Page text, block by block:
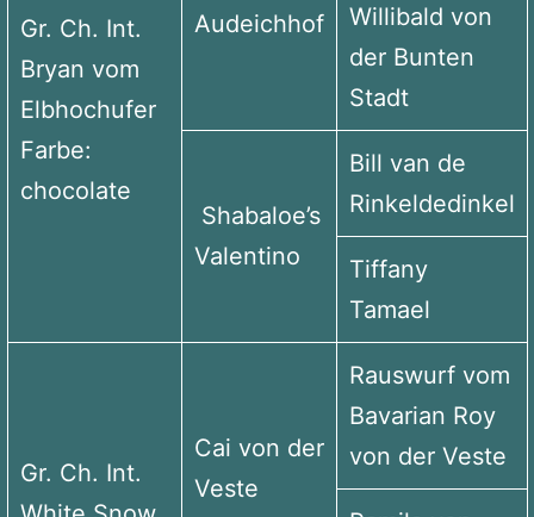
Gr. Ch. Int.
Bryan vom
Elbhochufer
Farbe:
chocolate
Audeichhof
Willibald von
der Bunten
Stadt
Shabaloe’s
Valentino
Bill van de
Rinkeldedinkel
Tiffany
Tamael
Gr. Ch. Int.
Cai von der
Veste
Rauswurf vom
Bavarian Roy
von der Veste